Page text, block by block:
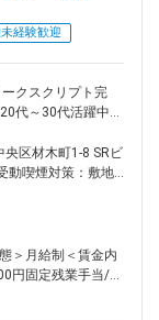
月程度） 電話の
ていただきます。
員の中には、半
に評価し、給与
／ 当社は多数の新
年後の上場を目指
入社後には会社
成長も実現可能で
経験歓迎
クスクリプト完
代～30代活躍中★
ンターネットといっ
をしている会社で
てライフラインを
ていただきます！
★お電話は1件約
区材木町1-8 SRビ
動喫煙対策：敷地
＞月給制＜賃金内
円固定残業手当/